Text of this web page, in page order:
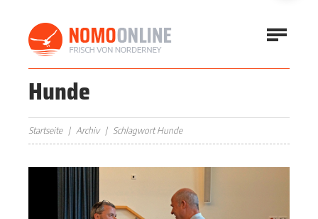
Hunde
Startseite Archiv Schlagwort Hunde